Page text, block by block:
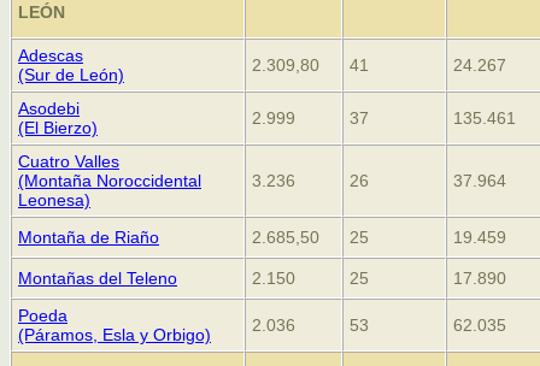
LEÓN
Adescas
(Sur de León)
2.309,80 41 24.267
Asodebi
(El Bierzo)
2.999 37 135.461
Cuatro Valles
(Montaña Noroccidental
Leonesa)
3.236 26 37.964
Montaña de Riaño 2.685,50 25 19.459
Montañas del Teleno 2.150 25
17.890
Poeda
(Páramos, Esla y Orbigo)
2.036 53 62.035